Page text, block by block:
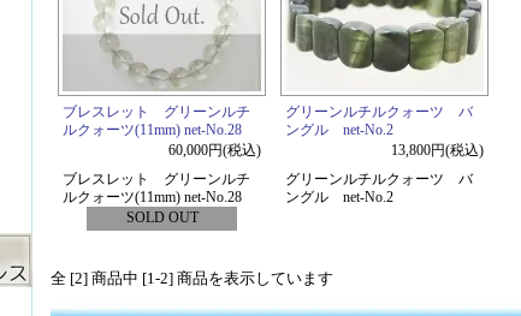
ブレスレット グリーンルチ
ルクォーツ(11mm) net-No.28
60,000円(税込)
ブレスレット グリーンルチ
ルクォーツ(11mm) net-No.28
SOLD OUT
グリーンルチルクォーツ バ
ングル net-No.2
13,800円(税込)
グリーンルチルクォーツ バ
ングル net-No.2
全 [2] 商品中 [1-2] 商品を表示しています